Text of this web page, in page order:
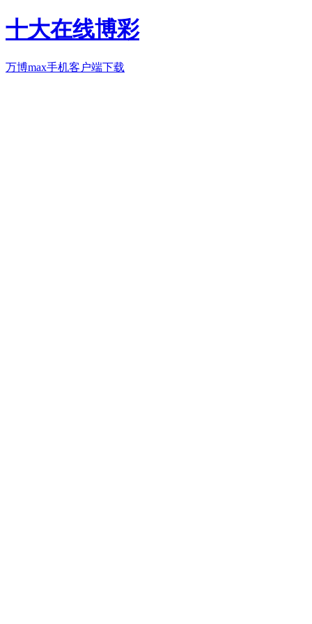
十大在线博彩
万博max手机客户端下载